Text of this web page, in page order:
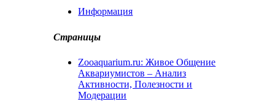
Информация
Страницы
Zooaquarium.ru: Живое Общение
Аквариумистов – Анализ
Активности, Полезности и
Модерации